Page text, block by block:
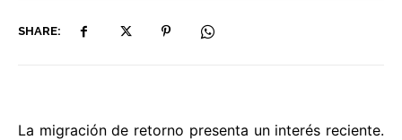
SHARE:
La migración de retorno presenta un interés reciente.